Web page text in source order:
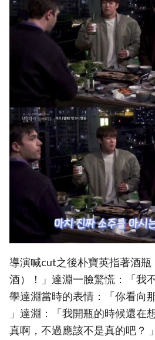
導演喊cut之後朴寶英指著酒瓶
酒）！」達淵一臉驚慌：「我
學達淵當時的表情：「你看向
」達淵：「我開瓶的時候還在
真啊，不過應該不是真的吧？